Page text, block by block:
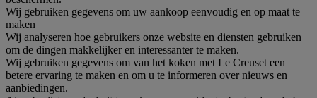
Wij gebruiken gegevens om uw aankoop eenvoudig en op maat te
maken
Wij analyseren hoe gebruikers onze website en diensten gebruiken
om de dingen makkelijker en interessanter te maken.
Wij gebruiken gegevens om van het koken met Le Creuset een
betere ervaring te maken en om u te informeren over nieuws en
aanbiedingen.